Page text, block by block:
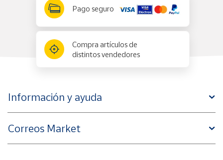
Pago seguro
Compra artículos de
distintos vendedores
Información y ayuda
Correos Market